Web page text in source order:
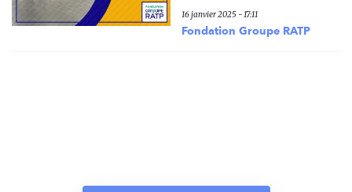
16 janvier 2025 - 17:11
Fondation Groupe RATP